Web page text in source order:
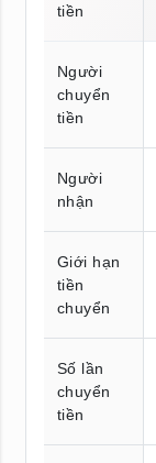
tiền
Người
chuyển
tiền
Người
nhận
Giới hạn
tiền
chuyển
Số lần
chuyển
tiền